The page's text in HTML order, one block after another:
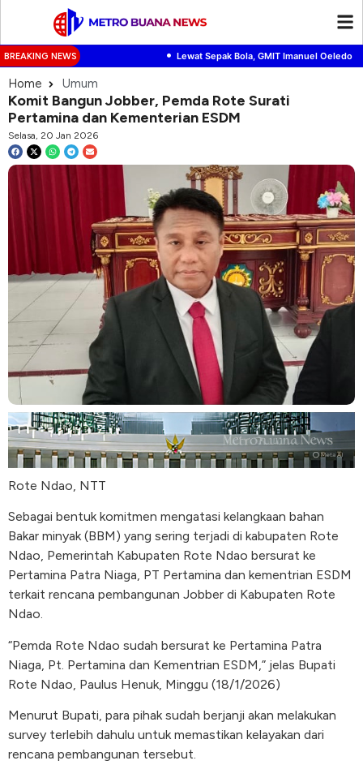
BREAKING NEWS Lewat Sepak Bola, GMIT Imanuel Oeledo
Home Umum
Komit Bangun Jobber, Pemda Rote Surati
Pertamina dan Kementerian ESDM
Selasa, 20 Jan 2026
Rote Ndao, NTT
Sebagai bentuk komitmen mengatasi kelangkaan bahan
Bakar minyak (BBM) yang sering terjadi di kabupaten Rote
Ndao, Pemerintah Kabupaten Rote Ndao bersurat ke
Pertamina Patra Niaga, PT Pertamina dan kementrian ESDM
terkait rencana pembangunan Jobber di Kabupaten Rote
Ndao.
“Pemda Rote Ndao sudah bersurat ke Pertamina Patra
Niaga, Pt. Pertamina dan Kementrian ESDM,” jelas Bupati
Rote Ndao, Paulus Henuk, Minggu (18/1/2026)
Menurut Bupati, para pihak sudah berjanji akan melakukan
survey terlebih dahulu untuk memastikan kelayakan dari
rencana pembangunan tersebut.